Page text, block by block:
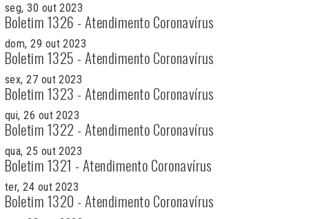
seg, 30 out 2023
Boletim 1326 - Atendimento Coronavírus
dom, 29 out 2023
Boletim 1325 - Atendimento Coronavírus
sex, 27 out 2023
Boletim 1323 - Atendimento Coronavírus
qui, 26 out 2023
Boletim 1322 - Atendimento Coronavírus
qua, 25 out 2023
Boletim 1321 - Atendimento Coronavírus
ter, 24 out 2023
Boletim 1320 - Atendimento Coronavírus